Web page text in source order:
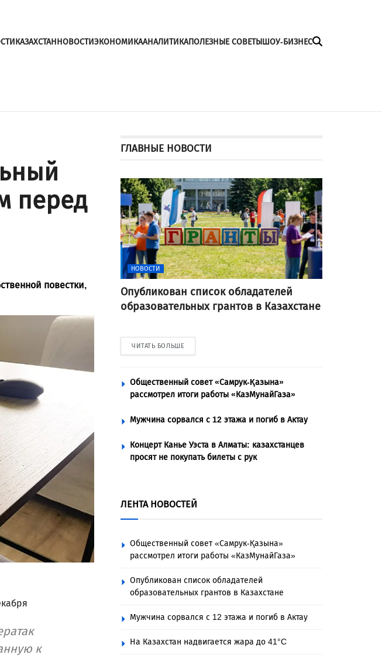
КАЗАХСТАННОВОСТИЭКОНОМИКААНАЛИТИКАПОЛЕЗНЫЕ СОВЕТЫШОУ-БИЗНЕС
перед
повестки,
к
ГЛАВНЫЕ НОВОСТИ
НОВОСТИ
Опубликован список обладателей
образовательных грантов в Казахстане
ЧИТАТЬ БОЛЬШЕ
Общественный совет «Самрук-Қазына»
рассмотрел итоги работы «КазМунайГаза»
Мужчина сорвался с 12 этажа и погиб в Актау
Концерт Канье Уэста в Алматы: казахстанцев
просят не покупать билеты с рук
ЛЕНТА НОВОСТЕЙ
Общественный совет «Самрук-Қазына»
рассмотрел итоги работы «КазМунайГаза»
Опубликован список обладателей
образовательных грантов в Казахстане
Мужчина сорвался с 12 этажа и погиб в Актау
На Казахстан надвигается жара до 41°C